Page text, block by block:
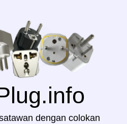
dengan colokan